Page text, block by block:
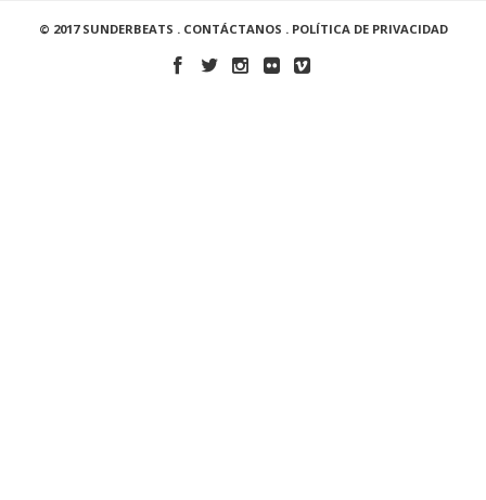
© 2017 SUNDERBEATS . CONTÁCTANOS . POLÍTICA DE PRIVACIDAD